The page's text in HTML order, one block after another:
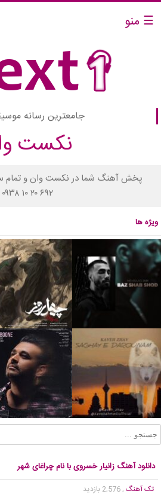
☰ منو
جامعترین رسانه
نکست
پخش آهنگ شما در نکست وان و تمام
۰۹۳۸ ۱۰ ۲۰ ۶۹۲
ویژه ها
دانلود آهنگ زانیار خسروی با نام چراغای شهر
تک آهنگ , 2,576 بازدید